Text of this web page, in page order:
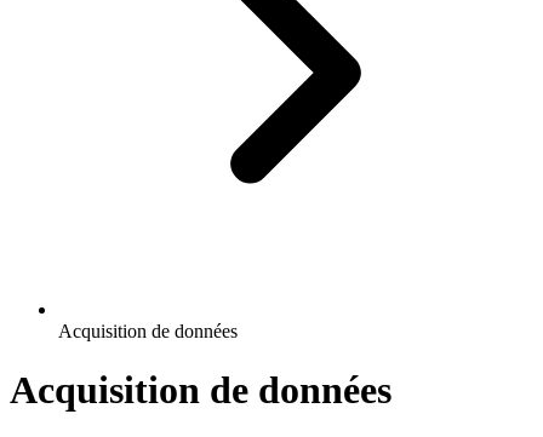
Acquisition de données
Acquisition de données